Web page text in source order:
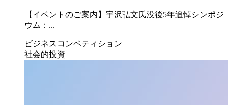
【イベントのご案内】宇沢弘文氏没後5年追悼シンポジ
ウム：...
ビジネスコンペティション
社会的投資